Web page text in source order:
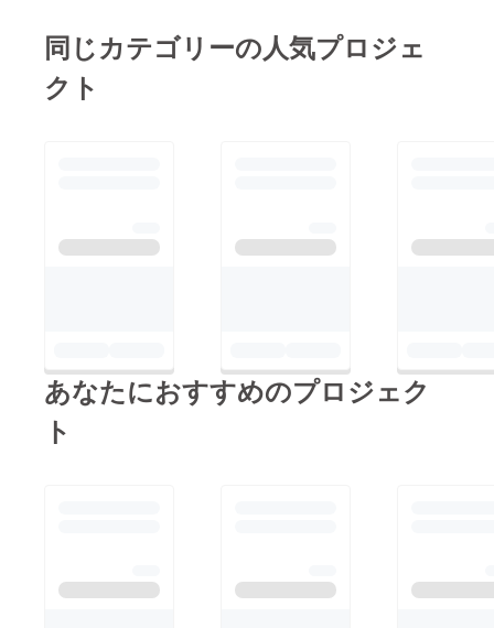
同じカテゴリーの人気プロジェ
クト
あなたにおすすめのプロジェク
ト